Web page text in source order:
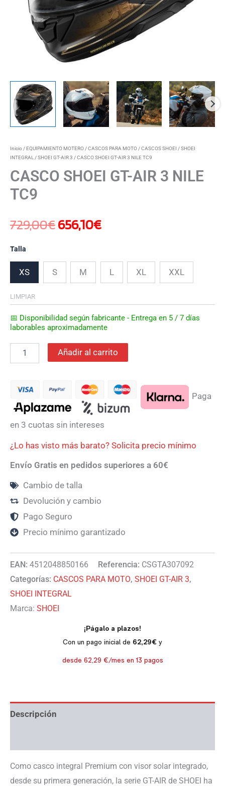
Inicio /EQUIPAMIENTO MOTERO /CASCOS PARA MOTO /CASCOS SHOEI /SHOEI
INTEGRAL /SHOEI GT-AIR 3 / CASCO SHOEI GT-AIR 3 NILE TC9
CASCO SHOEI GT-AIR 3 NILE
TC9
729,00€656,10€
Talla
XS S M L XL XXL
LIMPIAR
📅 Disponibilidad según fabricante - Entrega en 5 / 7 días
laborables aproximadamente
Añadir al carrito
Paga
en 3 cuotas sin intereses
¿Lo has visto más barato? Solicita precio mínimo
Envío Gratis en pedidos superiores a 60€
Cambio de talla
Devolución y cambio
Pago Seguro
Precio mínimo garantizado
EAN: 4512048850166 Referencia: CSGTA307092
Categorías: CASCOS PARA MOTO, SHOEI GT-AIR 3,
SHOEI INTEGRAL
Marca: SHOEI
Descripción
Como casco integral Premium con visor solar integrado,
desde su primera generación, la serie GT-AIR de SHOEI ha